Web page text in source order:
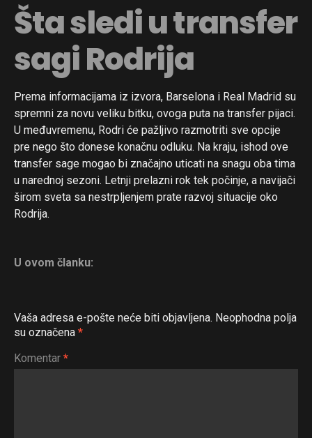
Šta sledi u transfer
sagi Rodrija
Prema informacijama iz izvora, Barselona i Real Madrid su
spremni za novu veliku bitku, ovoga puta na transfer pijaci.
U međuvremenu, Rodri će pažljivo razmotriti sve opcije
pre nego što donese konačnu odluku. Na kraju, ishod ove
transfer sage mogao bi značajno uticati na snagu oba tima
u narednoj sezoni. Letnji prelazni rok tek počinje, a navijači
širom sveta sa nestrpljenjem prate razvoj situacije oko
Rodrija.
U ovom članku:
Vaša adresa e-pošte neće biti objavljena. Neophodna polja
su označena *
Komentar *